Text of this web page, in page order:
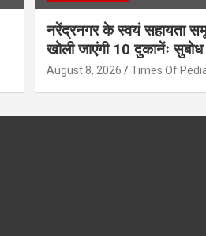
नरेंद्रनगर के स्वयं सहायता
खोली जाएंगी 10 दुकानेंः सुबोध
August 8, 2026 Times Of